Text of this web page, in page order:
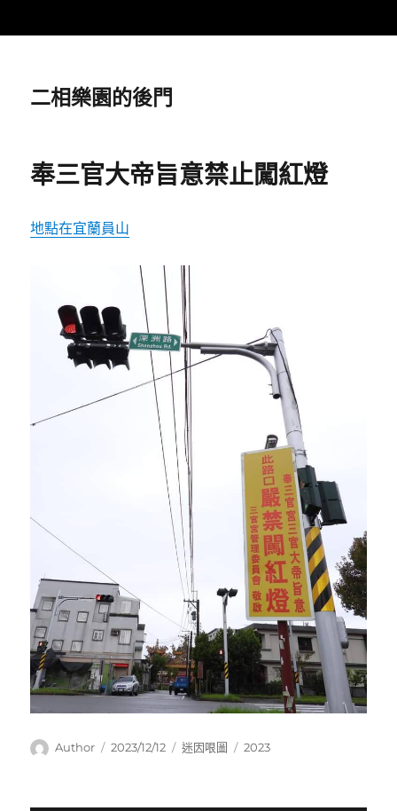
二相樂園的後門
奉三官大帝旨意禁止闖紅燈
地點在宜蘭員山
作
Author
發
2023/12/12
分
迷因哏圖
標
2023